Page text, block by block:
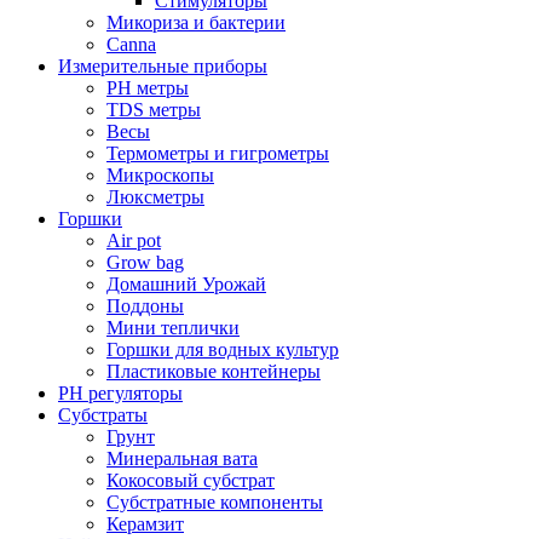
Микориза и бактерии
Canna
Измерительные приборы
PH метры
TDS метры
Весы
Термометры и гигрометры
Микроскопы
Люксметры
Горшки
Air pot
Grow bag
Домашний Урожай
Поддоны
Мини теплички
Горшки для водных культур
Пластиковые контейнеры
PH регуляторы
Субстраты
Грунт
Минеральная вата
Кокосовый субстрат
Субстратные компоненты
Керамзит